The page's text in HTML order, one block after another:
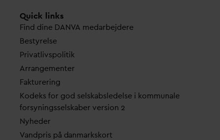
Quick links
Find dine DANVA medarbejdere
Bestyrelse
Privatlivspolitik
Arrangementer
Fakturering
Kodeks for god selskabsledelse i kommunale
forsyningsselskaber version 2
Nyheder
Vandpris på danmarkskort